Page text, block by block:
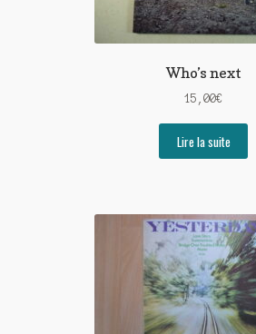
Who’s next
15,00€
Lire la suite